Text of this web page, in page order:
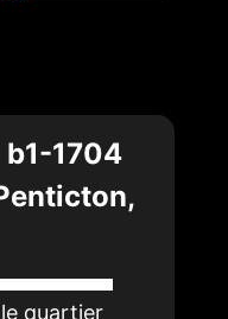
b1-1704
quartier